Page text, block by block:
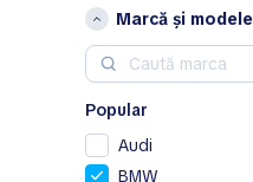
Marcă și modele
Popular
Audi
BMW